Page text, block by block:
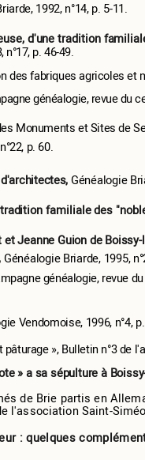
1992, n°14, p. 5-11.
d'une tradition
p. 46-49.
des fabriques agricoles et
généalogie, revue du
Monuments et Sites de
p. 60.
Généalogie
familiale des
Jeanne Guion de
Généalogie Briarde, 1995,
généalogie, revue
Vendomoise, 1996, n°4,
pâturage », Bulletin n°3 de
» a sa sépulture à
de Brie partis en
l'association Saint-
: quelques